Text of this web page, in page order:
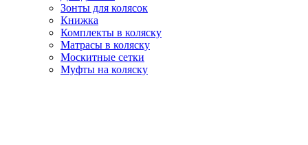
Зонты для колясок
Книжка
Комплекты в коляску
Матрасы в коляску
Москитные сетки
Муфты на коляску